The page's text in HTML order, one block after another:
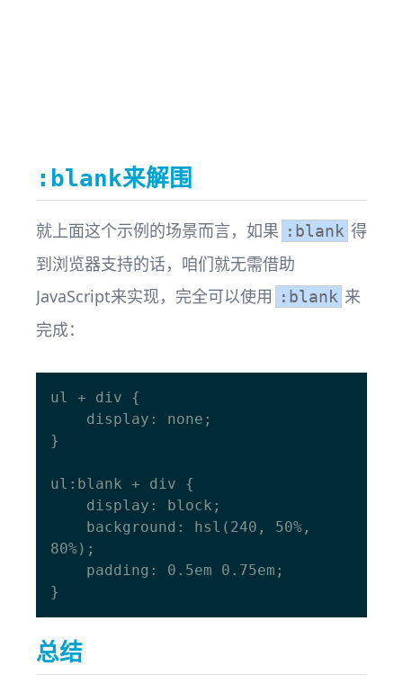
:blank来解围
就上面这个示例的场景而言，如果 :blank 得
到浏览器支持的话，咱们就无需借助
JavaScript来实现，完全可以使用
:blank 来
完成：
ul + div {
}
ul:blank + div {
80%);
总结